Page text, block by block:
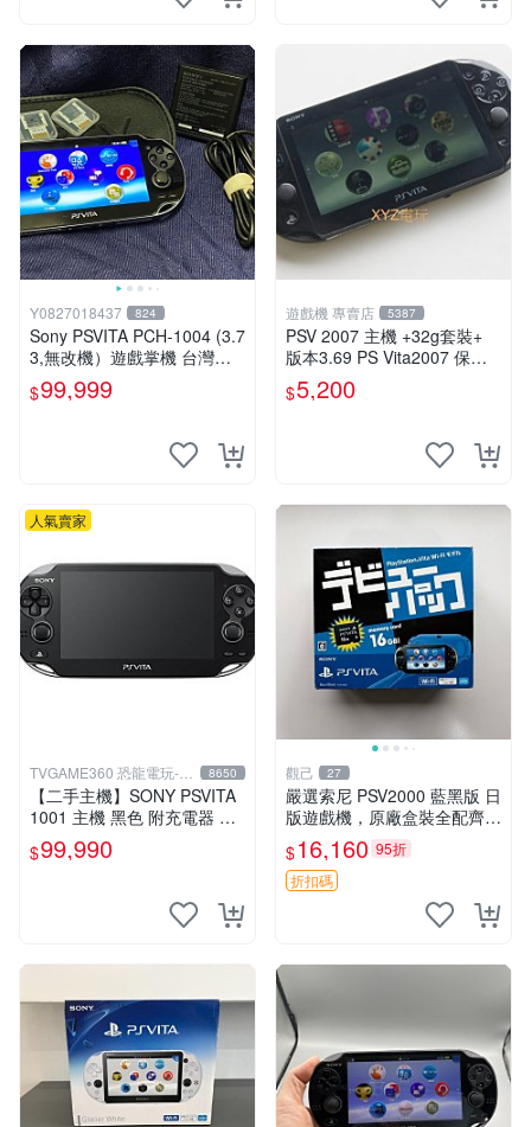
Y0827018437 824
Sony PSVITA PCH-1004 (3.7
3,無改機）遊戲掌機 台灣公
司貨
$99,999
遊戲機 專賣店 5387
PSV 2007 主機 +32g套裝+
版本3.69 PS Vita2007 保修
一年 8成新
$5,200
人氣賣家
TVGAME360 恐龍電玩-台
中店
8650
【二手主機】SONY PSVITA
1001 主機 黑色 附充電器 US
B傳輸線 PS VITA PSV【台中
恐龍電玩】
$99,990
觀己 27
嚴選索尼 PSV2000 藍黑版 日
版遊戲機，原廠盒裝全配齊，
近乎全新狀態，中古精品值得
收藏 PSV2000 日版 游戲機
紅包裝
$16,160 95折
折扣碼